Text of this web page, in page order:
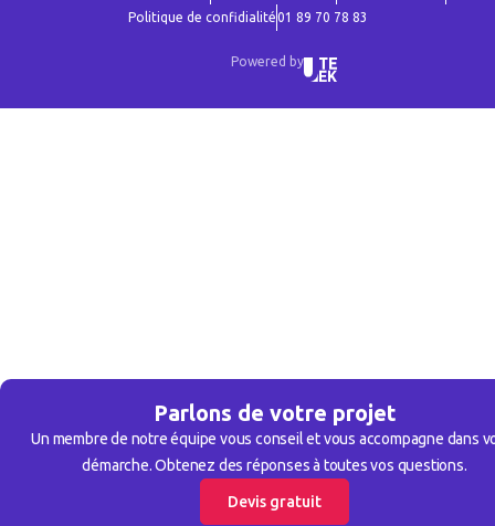
Parlons de votre projet
Un membre de notre équipe vous conseil et vous accompagne dans
démarche. Obtenez des réponses à toutes vos questions.
Devis gratuit
Politique de confidialité01 89 70 78 83
Powered by